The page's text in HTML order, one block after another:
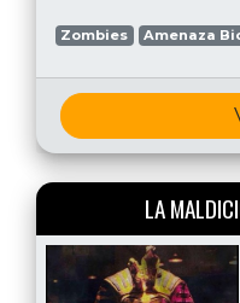
Zombies Amenaza
LA